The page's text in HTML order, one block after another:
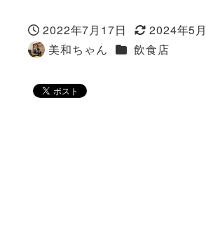
投稿日
2022年7月17日
更新日
2024年5
著
美和ちゃん カテゴリー
飲食店